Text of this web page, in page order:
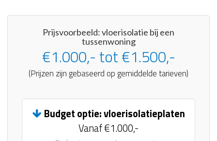
Prijsvoorbeeld: vloerisolatie bij een
tussenwoning
€1.000,- tot €1.500,-
(Prijzen zijn gebaseerd op gemiddelde tarieven)
Budget optie: vloerisolatieplaten
Vanaf €1.000,-